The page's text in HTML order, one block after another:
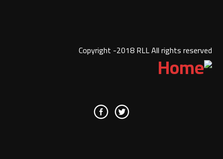
Copyright -2018 RLL All rights reserved